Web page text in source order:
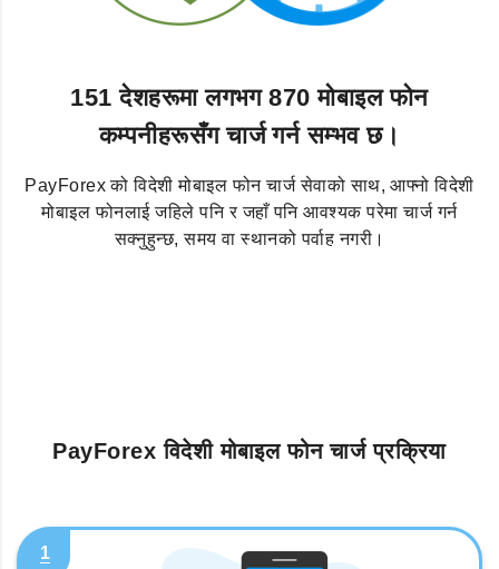
151 देशहरूमा लगभग 870 मोबाइल फोन
कम्पनीहरूसँग चार्ज गर्न सम्भव छ।
PayForex को विदेशी मोबाइल फोन चार्ज सेवाको साथ, आफ्नो विदेशी
मोबाइल फोनलाई जहिले पनि र जहाँ पनि आवश्यक परेमा चार्ज गर्न
सक्नुहुन्छ, समय वा स्थानको पर्वाह नगरी।
PayForex विदेशी मोबाइल फोन चार्ज प्रक्रिया
1